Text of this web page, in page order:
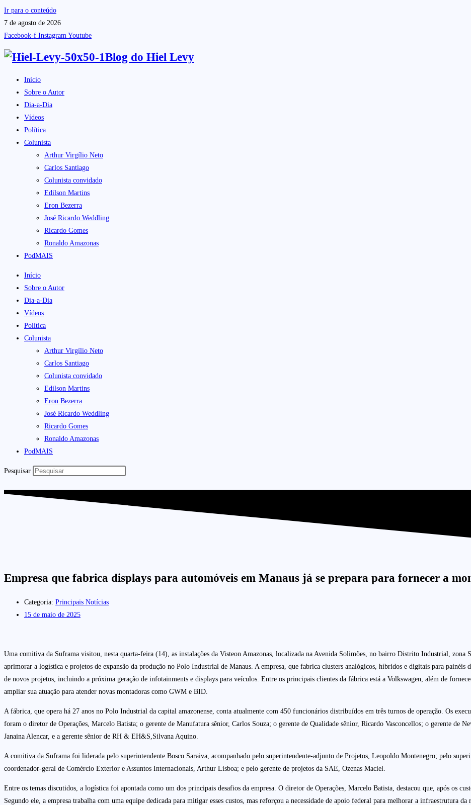
Ir para o conteúdo
7 de agosto de 2026
Facebook-f Instagram Youtube
Blog do Hiel Levy
Início
Sobre o Autor
Dia-a-Dia
Vídeos
Política
Colunista
Arthur Virgílio Neto
Carlos Santiago
Colunista convidado
Edilson Martins
Eron Bezerra
José Ricardo Weddling
Ricardo Gomes
Ronaldo Amazonas
PodMAIS
Início
Sobre o Autor
Dia-a-Dia
Vídeos
Política
Colunista
Arthur Virgílio Neto
Carlos Santiago
Colunista convidado
Edilson Martins
Eron Bezerra
José Ricardo Weddling
Ricardo Gomes
Ronaldo Amazonas
PodMAIS
Pesquisar
Empresa que fabrica displays para automóveis em Manaus já se prepara para fornecer a
Categoria: Principais Notícias
15 de maio de 2025
Uma comitiva da Suframa visitou, nesta quarta-feira (14), as instalações da Visteon Amazonas, localizada na Avenida Solimões, no bairro Distrito Industrial, zona
aprimorar a logística e projetos de expansão da produção no Polo Industrial de Manaus. A empresa, que fabrica clusters analógicos, híbridos e digitais para painéis
de novos projetos, incluindo a próxima geração de infotainments e displays para veículos. Entre os principais clientes da fábrica está a Volkswagen, além de
ampliar sua atuação para atender novas montadoras como GWM e BID.
A fábrica, que opera há 27 anos no Polo Industrial da capital amazonense, conta atualmente com 450 funcionários distribuídos em três turnos de operação. Os
foram o diretor de Operações, Marcelo Batista; o gerente de Manufatura sênior, Carlos Souza; o gerente de Qualidade sênior, Ricardo Vasconcellos; o gerente de
Janaina Alencar, e a gerente sênior de RH & EH&S,Silvana Aquino.
A comitiva da Suframa foi liderada pelo superintendente Bosco Saraiva, acompanhado pelo superintendente-adjunto de Projetos, Leopoldo Montenegro; pelo
coordenador-geral de Comércio Exterior e Assuntos Internacionais, Arthur Lisboa; e pelo gerente de projetos da SAE, Ozenas Maciel.
Entre os temas discutidos, a logística foi apontada como um dos principais desafios da empresa. O diretor de Operações, Marcelo Batista, destacou que, após os
Segundo ele, a empresa trabalha com uma equipe dedicada para mitigar esses custos, mas reforçou a necessidade de apoio federal para melhorar a infraestrutura